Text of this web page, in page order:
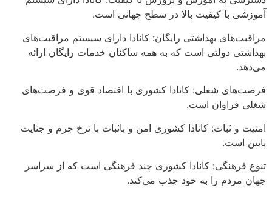
آموزشی با کیفیت بالا در سطح جهانی است.
مراقبت‌های بهداشتی رایگان: کانادا دارای سیستم مراقبت‌های
بهداشتی دولتی است که به همه ساکنان خدمات رایگان ارائه
می‌دهد.
فرصت‌های شغلی: کانادا کشوری با اقتصاد قوی و فرصت‌های
شغلی فراوان است.
امنیت و ثبات: کانادا کشوری امن و باثبات با نرخ جرم و جنایت
پایین است.
تنوع فرهنگی: کانادا کشوری چند فرهنگی است که از سراسر
جهان مردم را به خود جذب می‌کند.